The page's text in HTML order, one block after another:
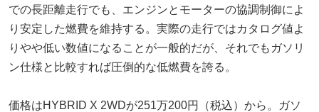
での長距離走行でも、エンジンとモーターの協調制御によ
り安定した燃費を維持する。実際の走行ではカタログ値よ
りやや低い数値になることが一般的だが、それでもガソリ
ン仕様と比較すれば圧倒的な低燃費を誇る。
価格はHYBRID X 2WDが251万200円（税込）から。ガソ